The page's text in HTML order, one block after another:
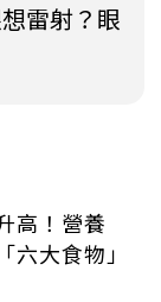
雷射？眼
高！營養
六大食物」